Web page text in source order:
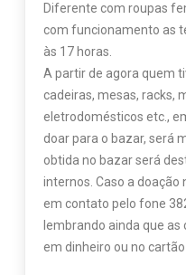
Diferente com roupas
com funcionamento as
às 17 horas.
A partir de agora quem
cadeiras, mesas, racks,
eletrodomésticos etc.,
doar para o bazar, será
obtida no bazar será
internos. Caso a
em contato pelo fone
lembrando ainda que
em dinheiro ou no